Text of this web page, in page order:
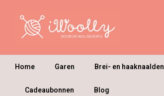
Home Garen Brei- en haaknaalden
Cadeaubonnen Blog